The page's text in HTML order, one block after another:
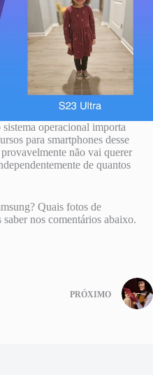
operacional importa
para smartphones desse
não vai querer
de quantos
Quais fotos de
nos comentários abaixo.
PRÓXIMO